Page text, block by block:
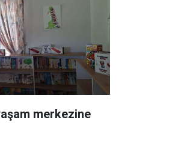
merkezine